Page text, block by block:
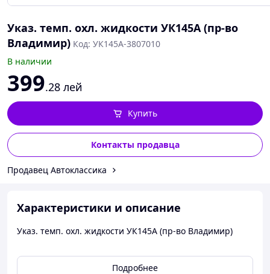
Указ. темп. охл. жидкости УК145А (пр-во
Владимир) Код: УК145А-3807010
В наличии
399.28 лей
Контакты продавца
Купить
Продавец Автоклассика
Характеристики и описание
Указ. темп. охл. жидкости УК145А (пр-во Владимир)
Подробнее